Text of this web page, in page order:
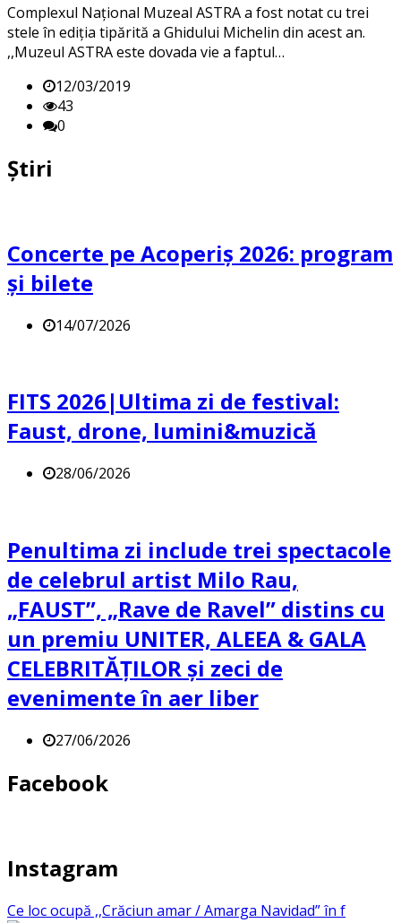
Complexul Național Muzeal ASTRA a fost notat cu trei
stele în ediția tipărită a Ghidului Michelin din acest an.
,,Muzeul ASTRA este dovada vie a faptul…
12/03/2019
43
0
Știri
Concerte pe Acoperiș 2026: program
și bilete
14/07/2026
FITS 2026|Ultima zi de festival:
Faust, drone, lumini&muzică
28/06/2026
Penultima zi include trei spectacole
de celebrul artist Milo Rau,
„FAUST”, „Rave de Ravel” distins cu
un premiu UNITER, ALEEA & GALA
CELEBRITĂȚILOR și zeci de
evenimente în aer liber
27/06/2026
Facebook
Instagram
Ce loc ocupă ,,Crăciun amar / Amarga Navidad” în f